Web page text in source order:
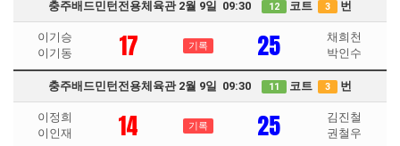
충주배드민턴전용체육관 2월 9일 09:30 12 코트 3 번
이기승
이기동
17 기록 25
채희천
박인수
충주배드민턴전용체육관 2월 9일 09:30 11 코트 3 번
이정희
이인재
14 기록 25
김진철
권철우